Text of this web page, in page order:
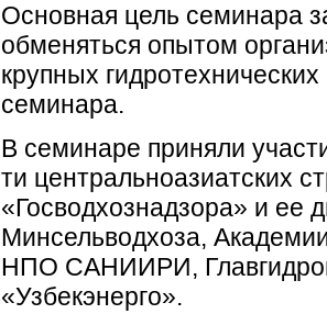
Основная цель семинара
обменяться опытом
крупных
семинара.
В семинаре приняли
ти центральноазиатских
«Госводхознадзора» и ее
Минсельводхоза,
НПО САНИИРИ,
«Узбекэнерго».